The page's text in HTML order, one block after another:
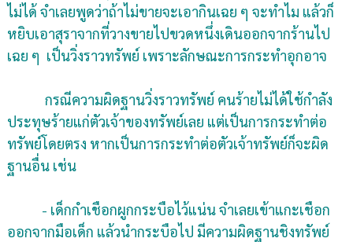
ไม่ได้ จำเลยพูดว่าถ้าไม่ขายจะเอากินเฉย ๆ จะทำไม แล้วก็
หยิบเอาสุราจากที่วางขายไปขวดหนึ่งเดินออกจากร้านไป
เฉย ๆ เป็นวิ่งราวทรัพย์ เพราะลักษณะการกระทำอุกอาจ
กรณีความผิดฐานวิ่งราวทรัพย์ คนร้ายไม่ได้ใช้กำลัง
ประทุษร้ายแก่ตัวเจ้าของทรัพย์เลย แต่เป็นการกระทำต่อ
ทรัพย์โดยตรง หากเป็นการกระทำต่อตัวเจ้าทรัพย์ก็จะผิด
ฐานอื่น เช่น
- เด็กกำเชือกผูกกระบือไว้แน่น จำเลยเข้าแกะเชือก
ออกจากมือเด็ก แล้วนำกระบือไป มีความผิดฐานชิงทรัพย์